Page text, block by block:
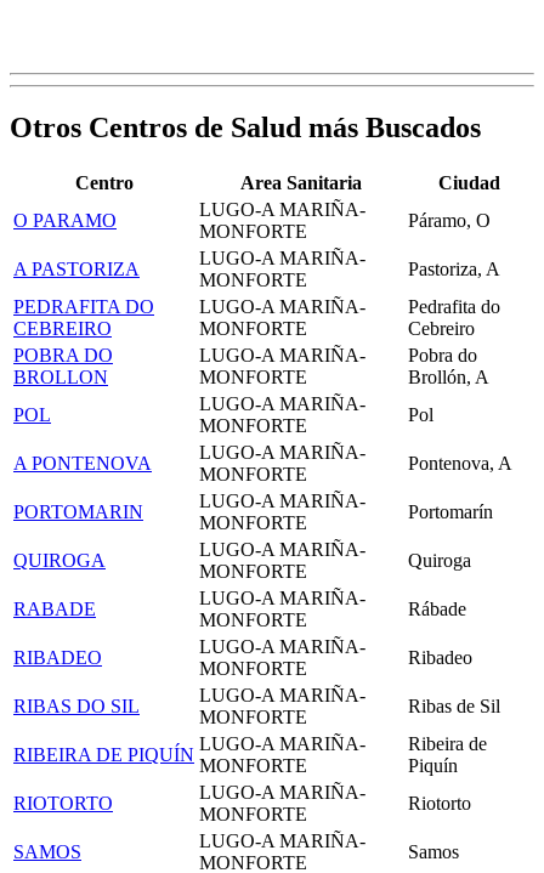
Otros Centros de Salud más Buscados
Centro Area Sanitaria
Ciudad
O PARAMO
LUGO-A MARIÑA-
MONFORTE
Páramo, O
A PASTORIZA
LUGO-A MARIÑA-
MONFORTE
Pastoriza, A
PEDRAFITA DO
CEBREIRO
LUGO-A MARIÑA-
MONFORTE
Pedrafita do
Cebreiro
POBRA DO
BROLLON
LUGO-A MARIÑA-
MONFORTE
Pobra do
Brollón, A
POL
LUGO-A MARIÑA-
MONFORTE
Pol
A PONTENOVA
LUGO-A MARIÑA-
MONFORTE
Pontenova, A
PORTOMARIN
LUGO-A MARIÑA-
MONFORTE
Portomarín
QUIROGA
LUGO-A MARIÑA-
MONFORTE
Quiroga
RABADE
LUGO-A MARIÑA-
MONFORTE
Rábade
RIBADEO
LUGO-A MARIÑA-
MONFORTE
Ribadeo
RIBAS DO SIL
LUGO-A MARIÑA-
MONFORTE
Ribas de Sil
RIBEIRA DE PIQUÍN
LUGO-A MARIÑA-
MONFORTE
Ribeira de
Piquín
RIOTORTO
LUGO-A MARIÑA-
MONFORTE
Riotorto
SAMOS
LUGO-A MARIÑA-
MONFORTE
Samos